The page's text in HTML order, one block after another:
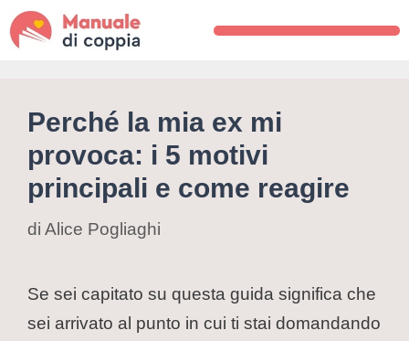
Perché la mia ex mi
provoca: i 5 motivi
principali e come reagire
di Alice Pogliaghi
Se sei capitato su questa guida significa che
sei arrivato al punto in cui ti stai domandando